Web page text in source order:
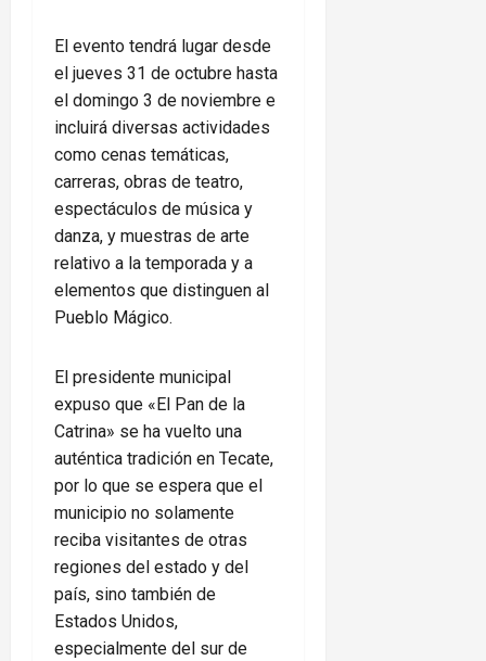
El evento tendrá lugar desde
el jueves 31 de octubre hasta
el domingo 3 de noviembre e
incluirá diversas actividades
como cenas temáticas,
carreras, obras de teatro,
espectáculos de música y
danza, y muestras de arte
relativo a la temporada y a
elementos que distinguen al
Pueblo Mágico.
El presidente municipal
expuso que «El Pan de la
Catrina» se ha vuelto una
auténtica tradición en Tecate,
por lo que se espera que el
municipio no solamente
reciba visitantes de otras
regiones del estado y del
país, sino también de
Estados Unidos,
especialmente del sur de